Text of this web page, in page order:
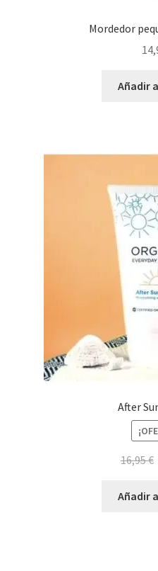
Mordedor
Añadir
After
16,95€
Añadir